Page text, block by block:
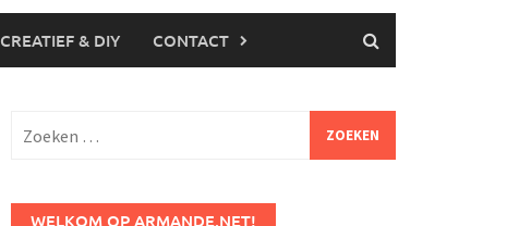
CREATIEF & DIY CONTACT
naar:
WELKOM OP ARMANDE.NET!